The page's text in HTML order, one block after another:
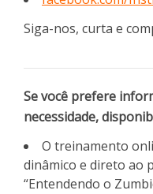
Siga-nos, curta e
Se você prefere
necessidade,
O treinamento
dinâmico e direto ao
“Entendendo o